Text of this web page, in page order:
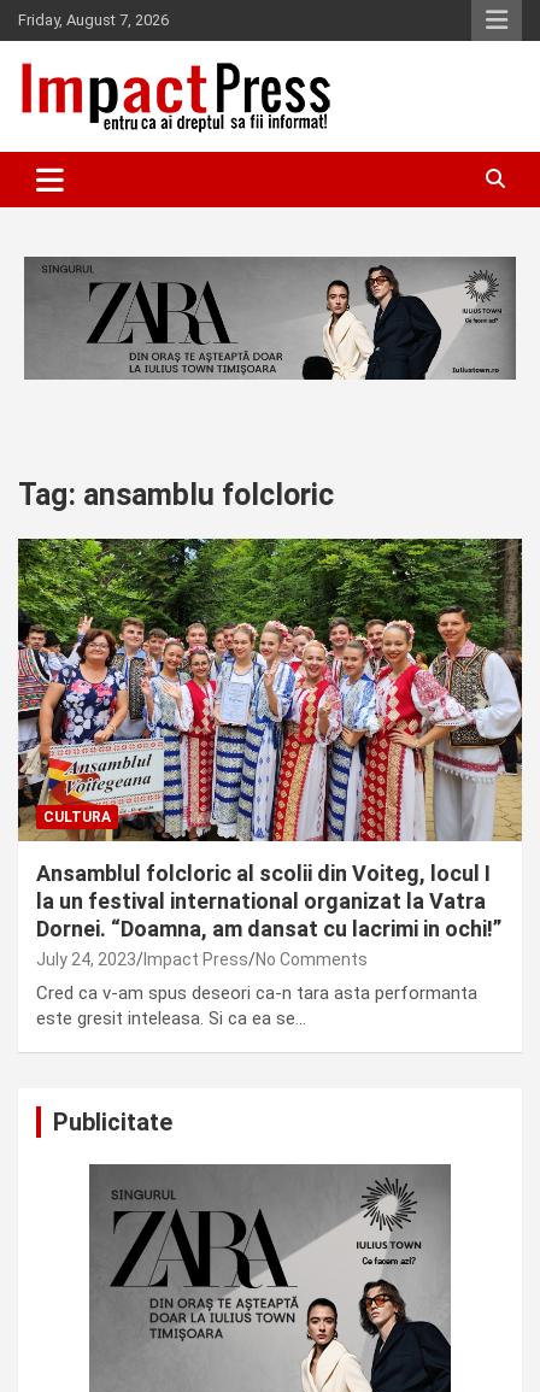
Skip
to
content
Friday, August 7, 2026
IMPACTPRESS
Tag: ansamblu folcloric
CULTURA
Ansamblul folcloric al scolii din Voiteg, locul I
la un festival international organizat la Vatra
Dornei. “Doamna, am dansat cu lacrimi in ochi!”
July 24, 2023 Impact Press No Comments
Cred ca v-am spus deseori ca-n tara asta performanta
este gresit inteleasa. Si ca ea se…
Publicitate